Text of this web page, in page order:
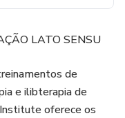
LATO SENSU
de
e ilibterapia de
oferece os